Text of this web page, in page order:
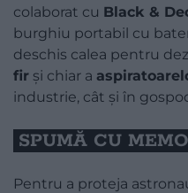
colaborat cu Black &
burghiu portabil cu
deschis calea pentru
fir și chiar a
industrie, cât și în
SPUMĂ CU
Pentru a proteja